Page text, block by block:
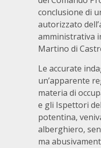
conclusione di
autorizzato
amministrativa
Martino di
Le accurate
un’apparente
materia di
e gli Ispettori
potentina,
alberghiero,
ma